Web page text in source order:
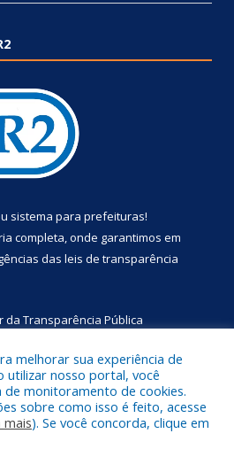
sistema para prefeituras!
completa, onde garantimos em
das leis de transparência
da Transparência Pública
a Prefeitura Municipal de
Primavera.
melhorar sua experiência de
utilizar nosso portal, você
monitoramento de cookies.
sobre como isso é feito, acesse
mais). Se você concorda, clique em